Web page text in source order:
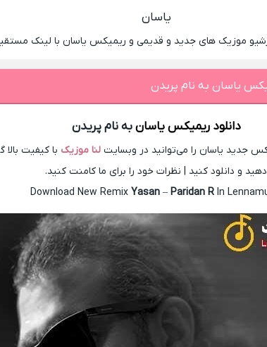
یاسان
موزیک های جدید و قدیمی و ریمیکس یاسان با لینک
یاسان به نام پریدن
دانلود ریمیکسیاسانبه نام پریدن
جدید یاسان را می‌توانید در وبسایتلنا موزیک با کیفیت
دهید و دانلود کنید | نظرات خود را برای ما کامنت کنید.
Download New Remix Yasan– Paridan RIn